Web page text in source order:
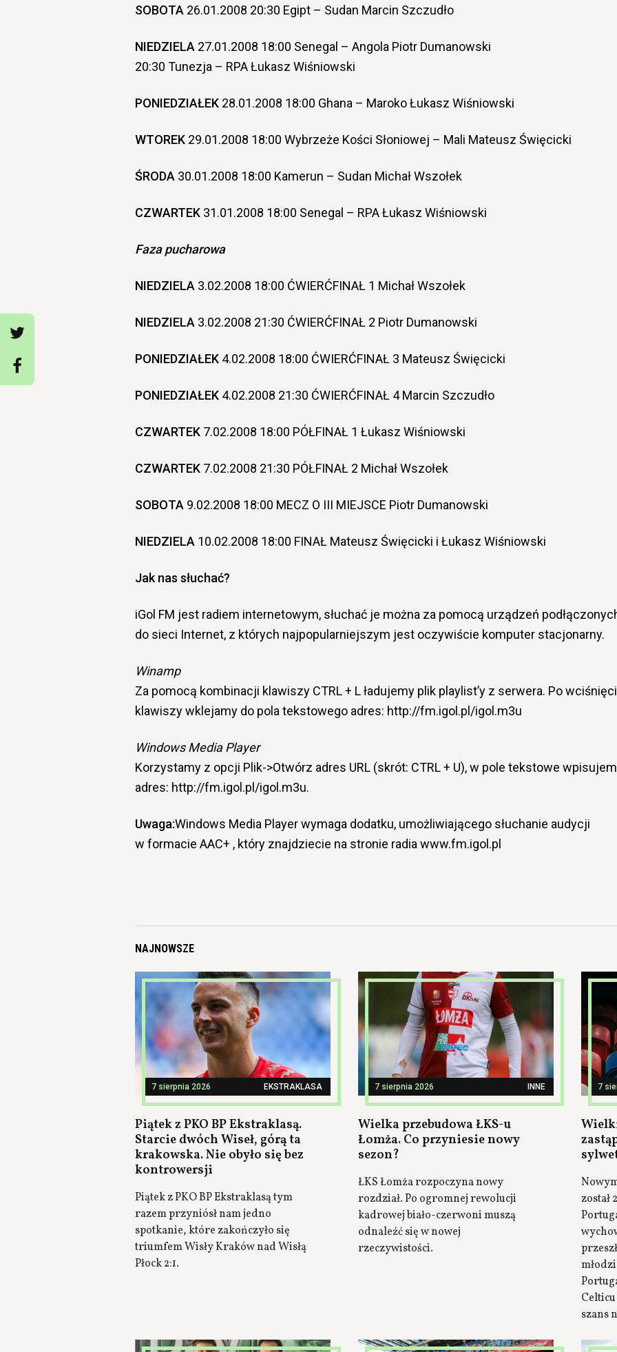
SOBOTA 26.01.2008 20:30 Egipt – Sudan Marcin Szczudło
NIEDZIELA 27.01.2008 18:00 Senegal – Angola Piotr Dumanowski
20:30 Tunezja – RPA Łukasz Wiśniowski
PONIEDZIAŁEK 28.01.2008 18:00 Ghana – Maroko Łukasz Wiśniowski
WTOREK 29.01.2008 18:00 Wybrzeże Kości Słoniowej – Mali Mateusz Święcicki
ŚRODA 30.01.2008 18:00 Kamerun – Sudan Michał Wszołek
CZWARTEK 31.01.2008 18:00 Senegal – RPA Łukasz Wiśniowski
Faza pucharowa
NIEDZIELA 3.02.2008 18:00 ĆWIERĆFINAŁ 1 Michał Wszołek
NIEDZIELA 3.02.2008 21:30 ĆWIERĆFINAŁ 2 Piotr Dumanowski
PONIEDZIAŁEK 4.02.2008 18:00 ĆWIERĆFINAŁ 3 Mateusz Święcicki
PONIEDZIAŁEK 4.02.2008 21:30 ĆWIERĆFINAŁ 4 Marcin Szczudło
CZWARTEK 7.02.2008 18:00 PÓŁFINAŁ 1 Łukasz Wiśniowski
CZWARTEK 7.02.2008 21:30 PÓŁFINAŁ 2 Michał Wszołek
SOBOTA 9.02.2008 18:00 MECZ O III MIEJSCE Piotr Dumanowski
NIEDZIELA 10.02.2008 18:00 FINAŁ Mateusz Święcicki i Łukasz Wiśniowski
Jak nas słuchać?
iGol FM jest radiem internetowym, słuchać je można za pomocą urządzeń
do sieci Internet, z których najpopularniejszym jest oczywiście komputer stacjonarny.
Winamp
Za pomocą kombinacji klawiszy CTRL + L ładujemy plik playlist’y z serwera. Po
klawiszy wklejamy do pola tekstowego adres: http://fm.igol.pl/igol.m3u
Windows Media Player
Korzystamy z opcji Plik->Otwórz adres URL (skrót: CTRL + U), w pole tekstowe
adres: http://fm.igol.pl/igol.m3u.
Uwaga:Windows Media Player wymaga dodatku, umożliwiającego słuchanie audycji
w formacie AAC+ , który znajdziecie na stronie radia www.fm.igol.pl
NAJNOWSZE
7 sierpnia 2026 EKSTRAKLASA
Piątek z PKO BP Ekstraklasą.
Starcie dwóch Wiseł, górą ta
krakowska. Nie obyło się bez
kontrowersji
Piątek z PKO BP Ekstraklasą tym
razem przyniósł nam jedno
spotkanie, które zakończyło się
triumfem Wisły Kraków nad Wisłą
Płock 2:1.
7 sierpnia 2026 INNE
Wielka przebudowa ŁKS-u
Łomża. Co przyniesie nowy
sezon?
ŁKS Łomża rozpoczyna nowy
rozdział. Po ogromnej rewolucji
kadrowej biało-czerwoni muszą
odnaleźć się w nowej
rzeczywistości.
7
został
szans